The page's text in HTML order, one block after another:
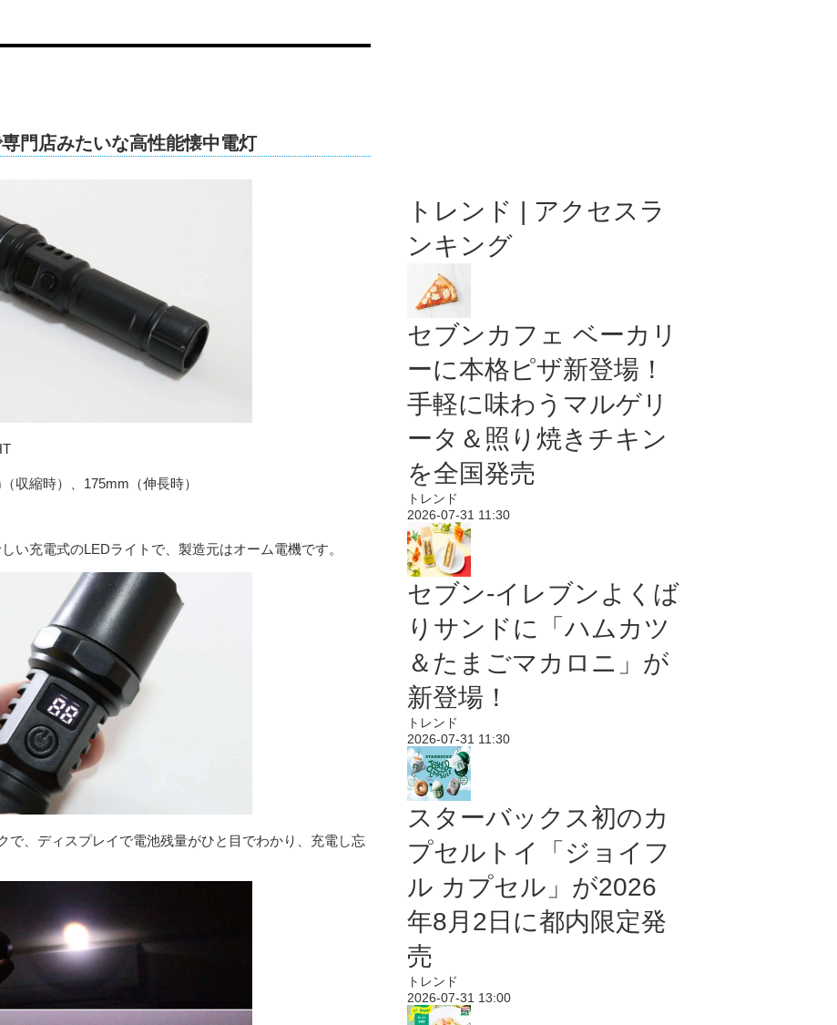
門店みたいな高性能懐中電灯
収縮時）、175mm（伸長時）
い充電式のLEDライトで、製造元はオーム電機です。
で、ディスプレイで電池残量がひと目でわかり、充電し忘
トレンド | アクセスラ
ンキング
セブンカフェ ベーカリ
ーに本格ピザ新登場！
手軽に味わうマルゲリ
ータ＆照り焼きチキン
を全国発売
トレンド
2026-07-31 11:30
セブン‐イレブンよくば
りサンドに「ハムカツ
＆たまごマカロニ」が
新登場！
トレンド
2026-07-31 11:30
スターバックス初のカ
プセルトイ「ジョイフ
ル カプセル」が2026
年8月2日に都内限定発
売
トレンド
2026-07-31 13:00